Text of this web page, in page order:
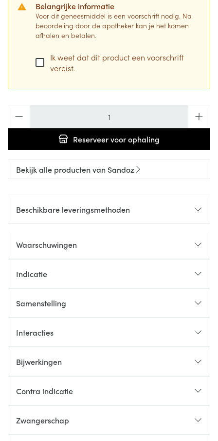
Belangrijke informatie
Voor dit geneesmiddel is een voorschrift nodig. Na
beoordeling door de apotheker kan je het komen
afhalen en betalen.
Ik weet dat dit product een voorschrift
vereist.
Reserveervoor ophaling
Bekijk alle producten van Sandoz
Beschikbare leveringsmethoden
Waarschuwingen
Indicatie
Samenstelling
Interacties
Bijwerkingen
Contra indicatie
Zwangerschap